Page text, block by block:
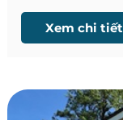
Xem chi tiết